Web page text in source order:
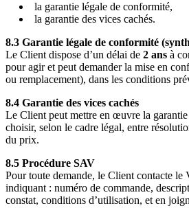
la garantie légale de conformité,
la garantie des vices cachés.
8.3 Garantie légale de conformité
Le Client dispose d’un délai de 2 ans à
pour agir et peut demander la mise en
ou remplacement), dans les conditions
8.4 Garantie des vices cachés
Le Client peut mettre en œuvre la garantie
choisir, selon le cadre légal, entre
du prix.
8.5 Procédure SAV
Pour toute demande, le Client contacte le
indiquant : numéro de commande,
constat, conditions d’utilisation, et en